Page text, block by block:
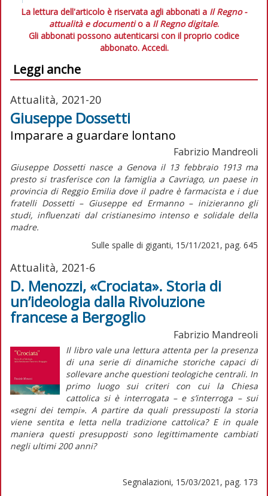
La lettura dell'articolo è riservata agli abbonati a Il Regno -
attualità e documentio a Il Regno digitale.
Gli abbonati possono autenticarsi con il proprio codice
abbonato. Accedi.
Leggi anche
Attualità, 2021-20
Giuseppe Dossetti
Imparare a guardare lontano
Fabrizio Mandreoli
Giuseppe Dossetti nasce a Genova il 13 febbraio 1913 ma
presto si trasferisce con la famiglia a Cavriago, un paese in
provincia di Reggio Emilia dove il padre è farmacista e i due
fratelli Dossetti – Giuseppe ed Ermanno – inizieranno gli
studi, influenzati dal cristianesimo intenso e solidale della
madre.
Sulle spalle di giganti, 15/11/2021, pag. 645
Attualità, 2021-6
D. Menozzi, «Crociata». Storia di
un’ideologia dalla Rivoluzione
francese a Bergoglio
Fabrizio Mandreoli
Il libro vale una lettura attenta per la presenza
di una serie di dinamiche storiche capaci di
sollevare anche questioni teologiche centrali. In
primo luogo sui criteri con cui la Chiesa
cattolica si è interrogata – e s’interroga – sui
«segni dei tempi». A partire da quali pressuposti la storia
viene sentita e letta nella tradizione cattolica? E in quale
maniera questi presupposti sono legittimamente cambiati
negli ultimi 200 anni?
Segnalazioni, 15/03/2021, pag. 173